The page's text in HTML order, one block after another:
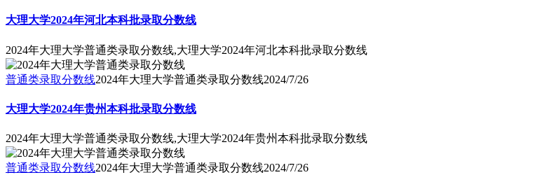
大理大学2024年河北本科批录取分数线
2024年大理大学普通类录取分数线,大理大学2024年河北本科批录取分数线
普通类录取分数线2024年大理大学普通类录取分数线2024/7/26
大理大学2024年贵州本科批录取分数线
2024年大理大学普通类录取分数线,大理大学2024年贵州本科批录取分数线
普通类录取分数线2024年大理大学普通类录取分数线2024/7/26